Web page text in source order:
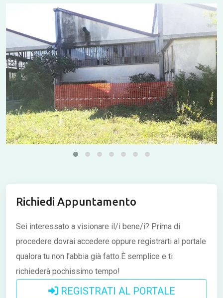
Richiedi Appuntamento
Sei interessato a visionare il/i bene/i? Prima di
procedere dovrai accedere oppure registrarti al portale
qualora tu non l'abbia già fatto.È semplice e ti
richiederà pochissimo tempo!
REGISTRATI AL PORTALE